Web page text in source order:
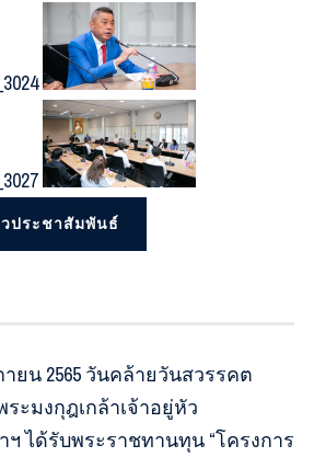
ประชาสัมพันธ์
ายน 2565 วันคล้ายวันสวรรคต
ะมงกุฎเกล้าเจ้าอยู่หัว
ได้รับพระราชทานทุน “โครงการ